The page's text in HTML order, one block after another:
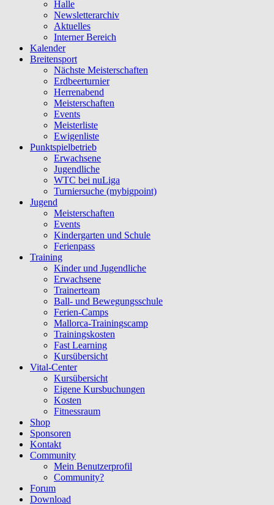
Halle
Newsletterarchiv
Aktuelles
Interner Bereich
Kalender
Breitensport
Nächste Meisterschaften
Erdbeerturnier
Herrenabend
Meisterschaften
Events
Meisterliste
Ewigenliste
Punktspielbetrieb
Erwachsene
Jugendliche
WTC bei nuLiga
Turniersuche (mybigpoint)
Jugend
Meisterschaften
Events
Kindergarten und Schule
Ferienpass
Training
Kinder und Jugendliche
Erwachsene
Trainerteam
Ball- und Bewegungsschule
Ferien-Camps
Mallorca-Trainingscamp
Trainingskosten
Fast Learning
Kursübersicht
Vital-Center
Kursübersicht
Eigene Kursbuchungen
Kosten
Fitnessraum
Shop
Sponsoren
Kontakt
Community
Mein Benutzerprofil
Community?
Forum
Download